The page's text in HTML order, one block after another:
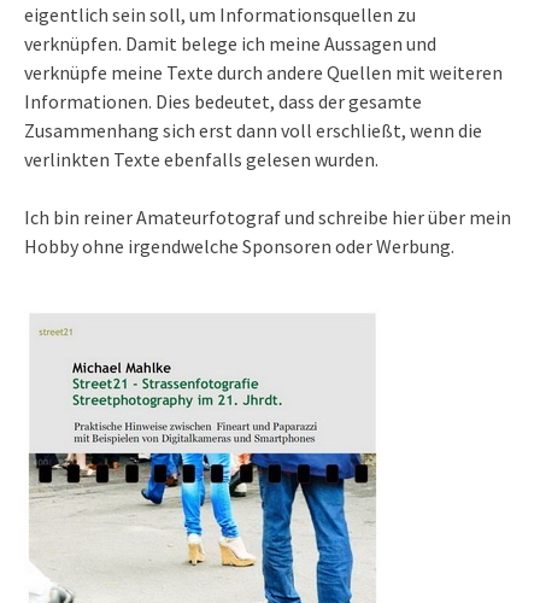
eigentlich sein soll, um Informationsquellen zu
verknüpfen. Damit belege ich meine Aussagen und
verknüpfe meine Texte durch andere Quellen mit weiteren
Informationen. Dies bedeutet, dass der gesamte
Zusammenhang sich erst dann voll erschließt, wenn die
verlinkten Texte ebenfalls gelesen wurden.
Ich bin reiner Amateurfotograf und schreibe hier über mein
Hobby ohne irgendwelche Sponsoren oder Werbung.